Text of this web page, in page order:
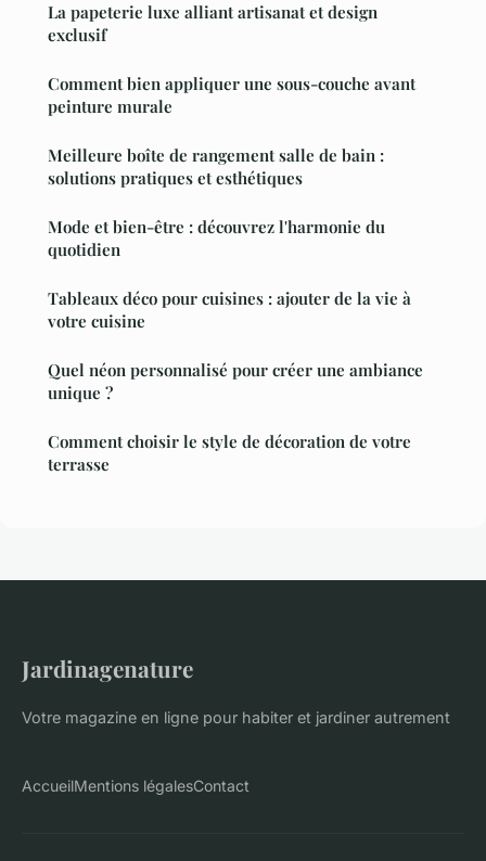
La papeterie luxe alliant artisanat et design
exclusif
Comment bien appliquer une sous-couche avant
peinture murale
Meilleure boîte de rangement salle de bain :
solutions pratiques et esthétiques
Mode et bien-être : découvrez l'harmonie du
quotidien
Tableaux déco pour cuisines : ajouter de la vie à
votre cuisine
Quel néon personnalisé pour créer une ambiance
unique ?
Comment choisir le style de décoration de votre
terrasse
Jardinagenature
Votre magazine en ligne pour habiter et jardiner autrement
AccueilMentions légalesContact